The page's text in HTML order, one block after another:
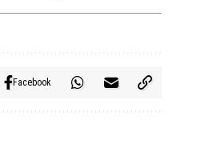
Facebook